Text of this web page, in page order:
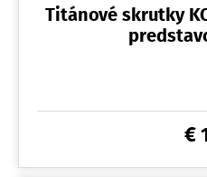
Titánové skrutky
€